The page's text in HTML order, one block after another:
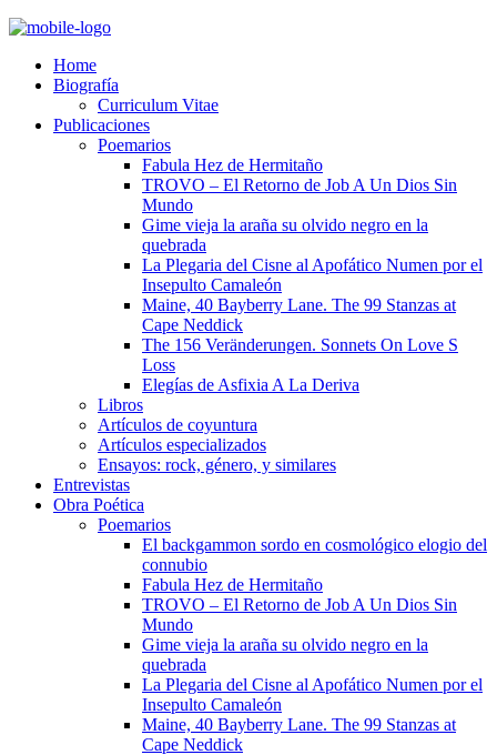
Home
Biografía
Curriculum Vitae​
Publicaciones
Poemarios
Fabula Hez de Hermitaño
TROVO – El Retorno de Job A Un Dios Sin
Mundo
Gime vieja la araña su olvido negro en la
quebrada
La Plegaria del Cisne al Apofático Numen por el
Insepulto Camaleón
Maine, 40 Bayberry Lane. The 99 Stanzas at
Cape Neddick
The 156 Veränderungen. Sonnets On Love S
Loss
Elegías de Asfixia A La Deriva
Libros
Artículos de coyuntura
Artículos especializados
Ensayos: rock, género, y similares
Entrevistas
Obra Poética
Poemarios
El backgammon sordo en cosmológico elogio del
connubio
Fabula Hez de Hermitaño
TROVO – El Retorno de Job A Un Dios Sin
Mundo
Gime vieja la araña su olvido negro en la
quebrada
La Plegaria del Cisne al Apofático Numen por el
Insepulto Camaleón
Maine, 40 Bayberry Lane. The 99 Stanzas at
Cape Neddick